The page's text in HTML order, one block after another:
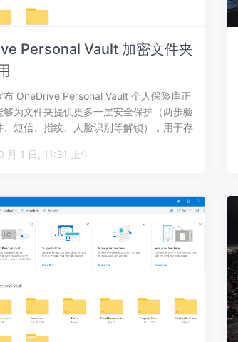
Personal Vault 加密文件夹
布 OneDrive Personal Vault 个人保险库正
够为文件夹提供更多一层安全保护（两步验
、短信、指纹、人脸识别等解锁），用于存
2019 年 10 月 1 日, 11:31 上午